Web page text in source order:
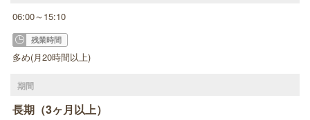
06:00～15:10
残業時間
多め(月20時間以上)
期間
長期（3ヶ月以上）